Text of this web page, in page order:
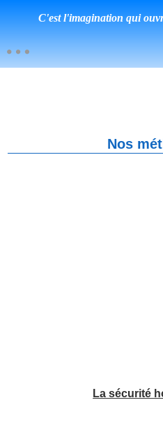
C'est l'imagination qui
La sécurité
Nos